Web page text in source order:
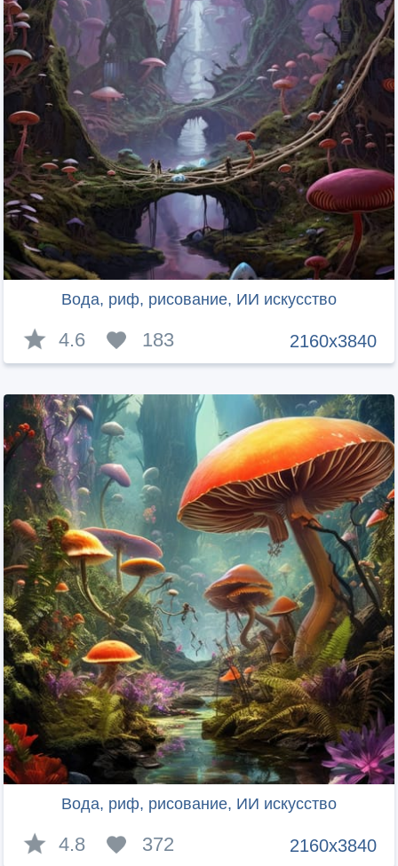
Вода, риф, рисование, ИИ искусство
2160x3840
4.6 183
Вода, риф, рисование, ИИ искусство
2160x3840
4.8 372